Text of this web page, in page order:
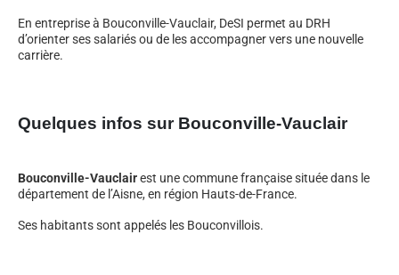
En entreprise à Bouconville-Vauclair, DeSI permet au DRH
d’orienter ses salariés ou de les accompagner vers une nouvelle
carrière.
Quelques infos sur Bouconville-Vauclair
Bouconville-Vauclairest une commune française située dans le
département de l’Aisne, en région Hauts-de-France.
Ses habitants sont appelés les Bouconvillois.